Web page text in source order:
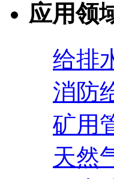
应用领
给排
消防
矿用
天然